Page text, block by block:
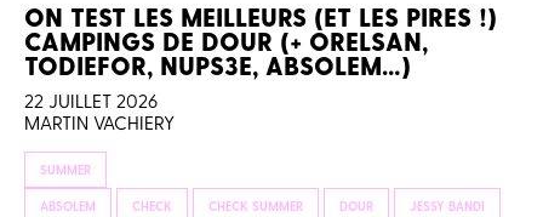
ON TEST LES MEILLEURS (ET LES PIRES !)
CAMPINGS DE DOUR (+ ORELSAN,
TODIEFOR, NUPS3E, ABSOLEM…)
22 JUILLET 2026
MARTIN VACHIERY
SUMMER
ABSOLEM CHECK CHECK SUMMER DOUR JESSY BANDI